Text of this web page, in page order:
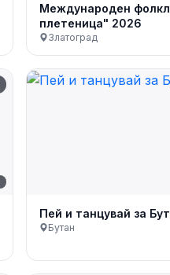
Международен
плетеница" 2026
Златоград
Пей и танцувай за
Бутан